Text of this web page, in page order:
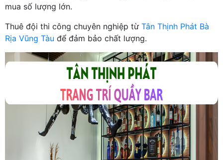
mua số lượng lớn.
Thuê đội thi công chuyên nghiệp từ Tân Thịnh Phát Bà
Rịa Vũng Tàu để đảm bảo chất lượng.